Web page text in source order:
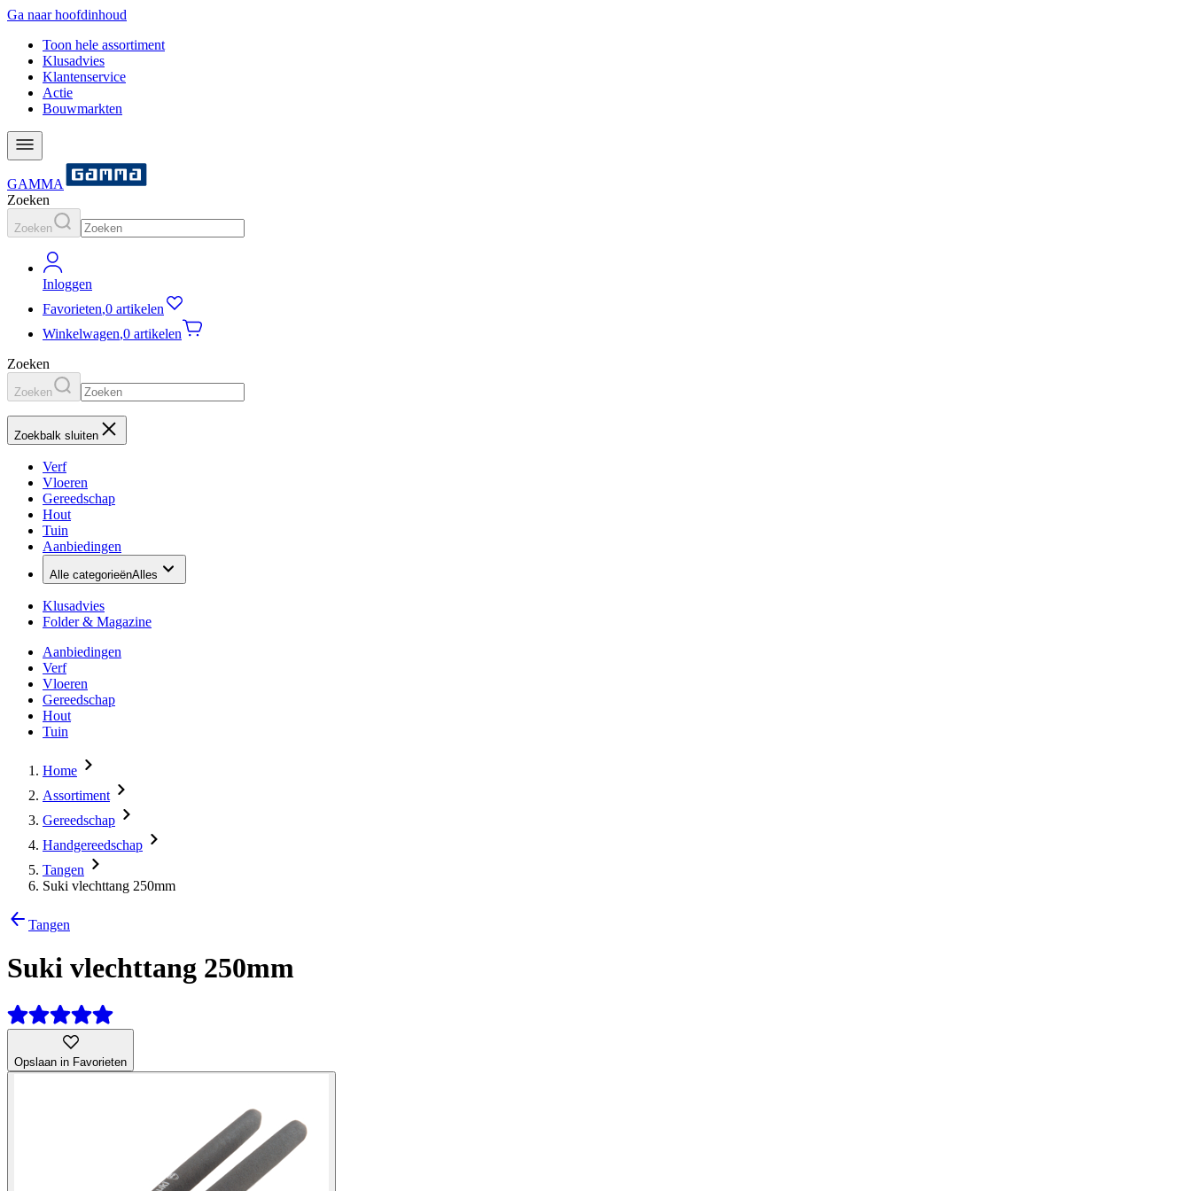
Ga naar hoofdinhoud
Toon hele assortiment
Klusadvies
Klantenservice
Actie
Bouwmarkten
GAMMA
Zoeken
Zoeken
Inloggen
Favorieten,0 artikelen
Winkelwagen,0 artikelen
Zoeken
Zoeken
Zoekbalk sluiten
Verf
Vloeren
Gereedschap
Hout
Tuin
Aanbiedingen
Alle categorieënAlles
Klusadvies
Folder & Magazine
Aanbiedingen
Verf
Vloeren
Gereedschap
Hout
Tuin
Home
Assortiment
Gereedschap
Handgereedschap
Tangen
Suki vlechttang 250mm
Tangen
Suki vlechttang 250mm
Opslaan in Favorieten